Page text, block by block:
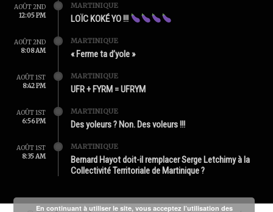
AOÛT 2ND
12:05 PM
MARTINIQUE
LOÏC KOKÉ YO !!!
AOÛT 2ND
8:08 AM
MARTINIQUE
« Ferme ta d’yole »
AOÛT 1ST
8:42 PM
MARTINIQUE
UFR + FYRM = UFRYM
AOÛT 1ST
6:56 PM
MARTINIQUE
Des yoleurs ? Non. Des voleurs !!!
AOÛT 1ST
8:35 AM
MARTINIQUE
Bernard Hayot doit-il remplacer Serge Letchimy à la
Collectivité Territoriale de Martinique ?
En continuant à utiliser le site, vous acceptez l’utilisation des